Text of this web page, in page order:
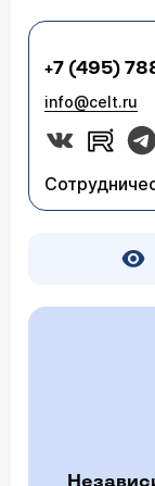
+7 (495)
info@celt.ru